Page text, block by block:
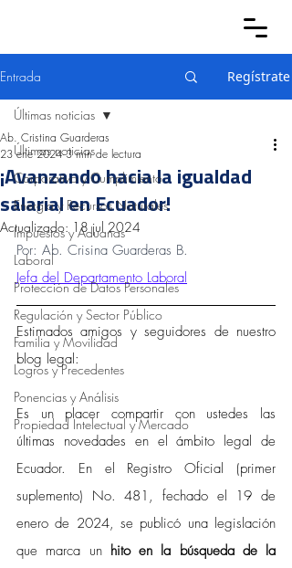
Entrada Regístrate
Últimas noticias
Corporativo y Cumplimiento
Energía y Recursos Naturales
Impuestos y Aduanas
Laboral
Protección de Datos Personales
Regulación y Sector Público
Familia y Movilidad
Logros y Precedentes
Ponencias y Análisis
Propiedad Intelectual y Mercado
Últimas noticias
¡Avanzando hacia la igualdad
salarial en Ecuador!
Ab. Cristina Guarderas
23 ene 2024 3 min de lectura
Actualizado: 18 jul 2024
Por: Ab. Crisina Guarderas B.
Jefa del Departamento Laboral
Estimados amigos y seguidores de nuestro
blog legal:
Es un placer compartir con ustedes las
últimas novedades en el ámbito legal de
Ecuador. En el Registro Oficial (primer
suplemento) No. 481, fechado el 19 de
enero de 2024, se publicó una legislación
que marca un hito en la búsqueda de la